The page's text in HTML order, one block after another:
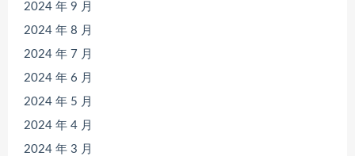
2024 年 9 月
2024 年 8 月
2024 年 7 月
2024 年 6 月
2024 年 5 月
2024 年 4 月
2024 年 3 月